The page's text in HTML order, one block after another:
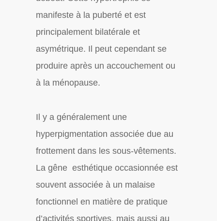
manifeste à la puberté et est
principalement bilatérale et
asymétrique. Il peut cependant se
produire après un accouchement ou
à la ménopause.
Il y a généralement une
hyperpigmentation associée due au
frottement dans les sous-vêtements.
La gêne esthétique occasionnée est
souvent associée à un malaise
fonctionnel en matière de pratique
d’activités sportives, mais aussi au